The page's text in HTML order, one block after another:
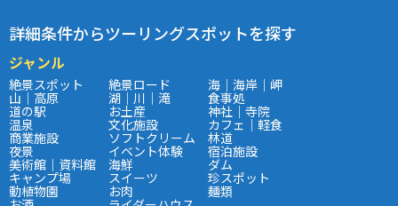
詳細条件からツーリングスポットを探す
ジャンル
絶景スポット 絶景ロード 海｜海岸｜岬
山｜高原 湖｜川｜滝 食事処
道の駅 お土産 神社｜寺院
温泉 文化施設 カフェ｜軽食
商業施設 ソフトクリーム 林道
夜景 イベント体験 宿泊施設
美術館｜資料館 海鮮 ダム
キャンプ場 スイーツ 珍スポット
動植物園 お肉 麺類